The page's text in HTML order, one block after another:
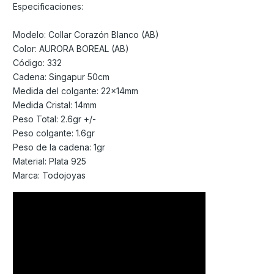
Especificaciones:
Modelo: Collar Corazón Blanco (AB)
Color: AURORA BOREAL (AB)
Código: 332
Cadena: Singapur 50cm
Medida del colgante: 22x14mm
Medida Cristal: 14mm
Peso Total: 2.6gr +/-
Peso colgante: 1.6gr
Peso de la cadena: 1gr
Material: Plata 925
Marca: Todojoyas